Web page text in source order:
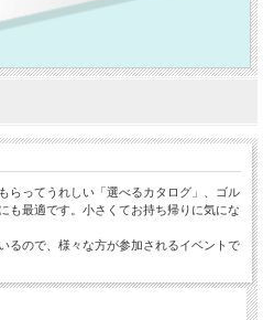
らってうれしい「選べるカタログ」、ゴル
も最適です。小さくてお持ち帰りに気にな
るので、様々な方が参加されるイベントで